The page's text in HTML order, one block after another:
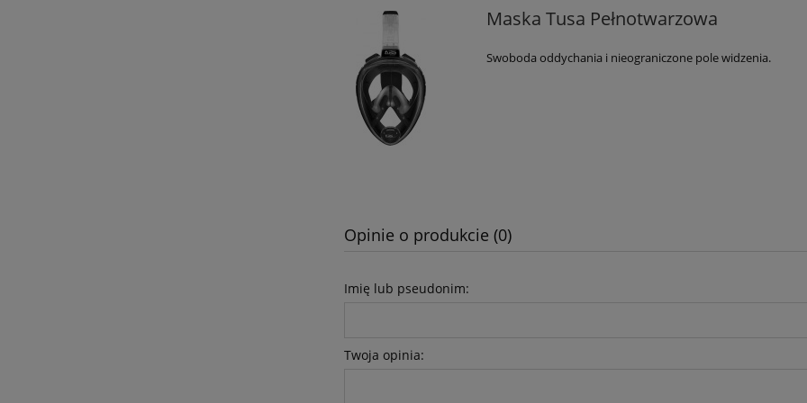
Maska Tusa Pełnotwarzowa
Swoboda oddychania i nieograniczone pole widzenia.
Opinie o produkcie (0)
Imię lub pseudonim:
Twoja opinia: